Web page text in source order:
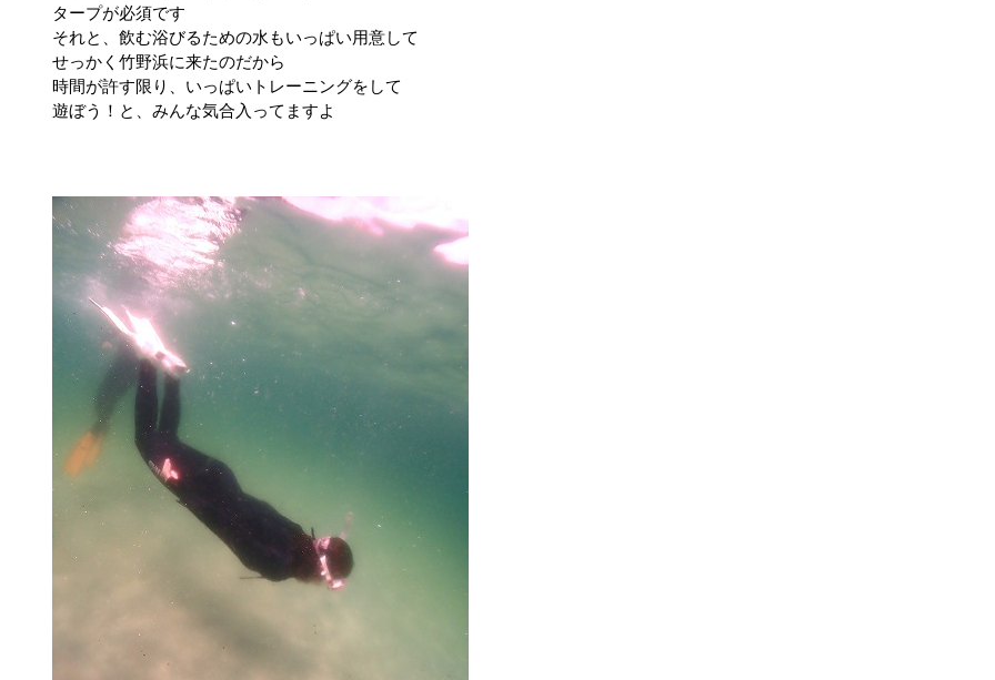
タープが必須です
それと、飲む浴びるための水もいっぱい用意して
せっかく竹野浜に来たのだから
時間が許す限り、いっぱいトレーニングをして
遊ぼう！と、みんな気合入ってますよ